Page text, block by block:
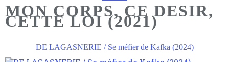
MON CORPS, CE DESIR,
CETTE LOI (2021)
DE LAGASNERIE / Se méfier de Kafka (2024)